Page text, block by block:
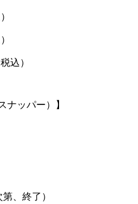
税込）
ナッパー）】
、終了）